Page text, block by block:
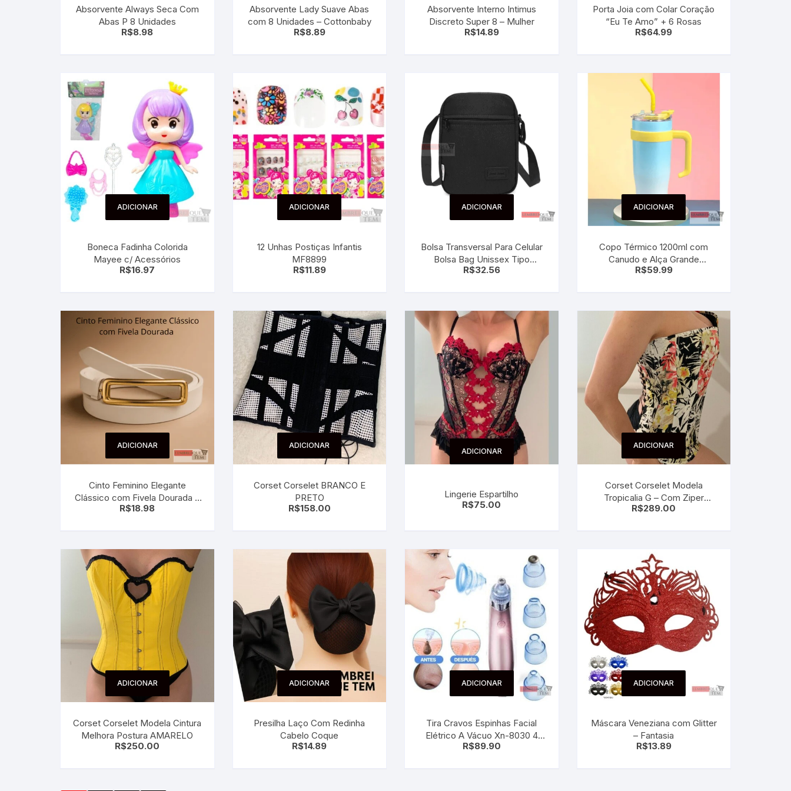
Brinquedos para Bebês e
Crianças Pequenas
Artes e Ofícios
chaveiro
Sex Shop
Absorvente Always Seca Com
Abas P 8 Unidades
R$8.98
Absorvente Lady Suave Abas
com 8 Unidades – Cottonbaby
R$8.89
Absorvente Interno Intimus
Discreto Super 8 – Mulher
R$14.89
Porta Joia com Colar Coração
“Eu Te Amo” + 6 Rosas
R$64.99
ADICIONAR
Boneca Fadinha Colorida
Mayee c/ Acessórios
R$16.97
ADICIONAR
12 Unhas Postiças Infantis
MF8899
R$11.89
ADICIONAR
Bolsa Transversal Para Celular
Bolsa Bag Unissex Tipo
Carteira Feminina Masculina
R$32.56
ADICIONAR
Copo Térmico 1200ml com
Canudo e Alça Grande
Capacidade Antivazamento
R$59.99
ADICIONAR
Cinto Feminino Elegante
Clássico com Fivela Dourada –
Moda e Estilo
R$18.98
ADICIONAR
Corset Corselet BRANCO E
PRETO
R$158.00
ADICIONAR
Lingerie Espartilho
R$75.00
ADICIONAR
Corset Corselet Modela
Tropicalia G – Com Ziper
Frontal
R$289.00
ADICIONAR
Corset Corselet Modela Cintura
Melhora Postura AMARELO
R$250.00
ADICIONAR
Presilha Laço Com Redinha
Cabelo Coque
R$14.89
ADICIONAR
Tira Cravos Espinhas Facial
Elétrico A Vácuo Xn-8030 4
Bicos
R$89.90
ADICIONAR
Máscara Veneziana com Glitter
– Fantasia
R$13.89